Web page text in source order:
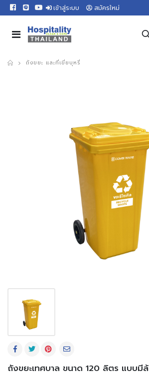
เข้าสู่ระบบ สมัครใหม่
ถังขยะ และที่เขี่ยบุหรี่
ถังขยะเทศบาล ขนาด 120 ลิตร แบบมี